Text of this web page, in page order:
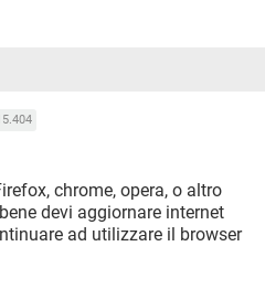
chrome, opera, o altro
devi aggiornare internet
ad utilizzare il browser